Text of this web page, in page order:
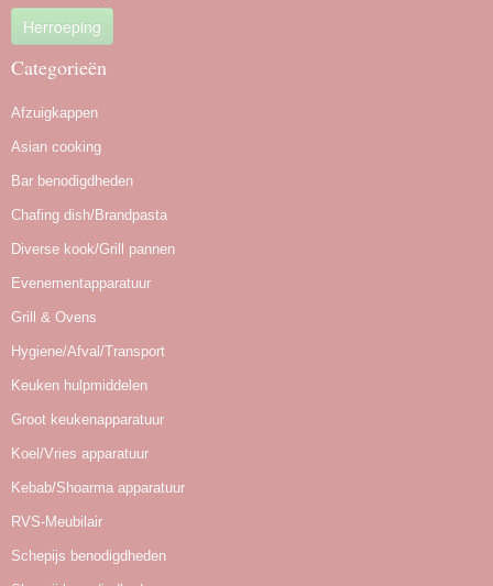
Herroeping
Categorieën
Afzuigkappen
Asian cooking
Bar benodigdheden
Chafing dish/Brandpasta
Diverse kook/Grill pannen
Evenementapparatuur
Grill & Ovens
Hygiene/Afval/Transport
Keuken hulpmiddelen
Groot keukenapparatuur
Koel/Vries apparatuur
Kebab/Shoarma apparatuur
RVS-Meubilair
Schepijs benodigdheden